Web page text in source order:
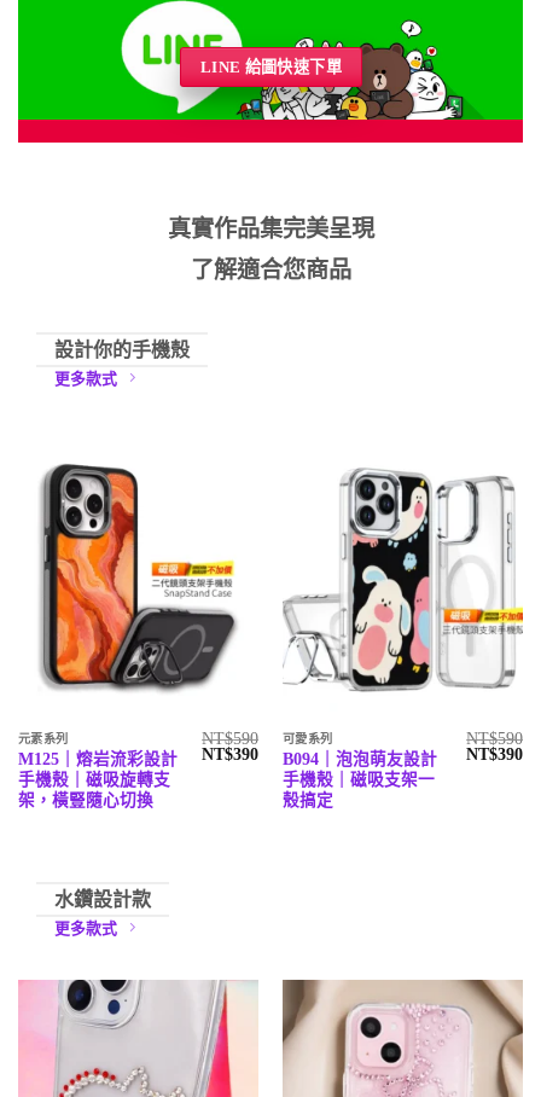
LINE 給圖快速下單
真實作品集完美呈現
了解適合您商品
設計你的手機殼
更多款式
元素系列
M125｜熔岩流彩設計
手機殼｜磁吸旋轉支
架，橫豎隨心切換
NT$590
原
NT$390目
格：
可愛系列
B094｜泡泡萌友設計
手機殼｜磁吸支架一
殼搞定
NT$590
原
NT$390目
水鑽設計款
更多款式